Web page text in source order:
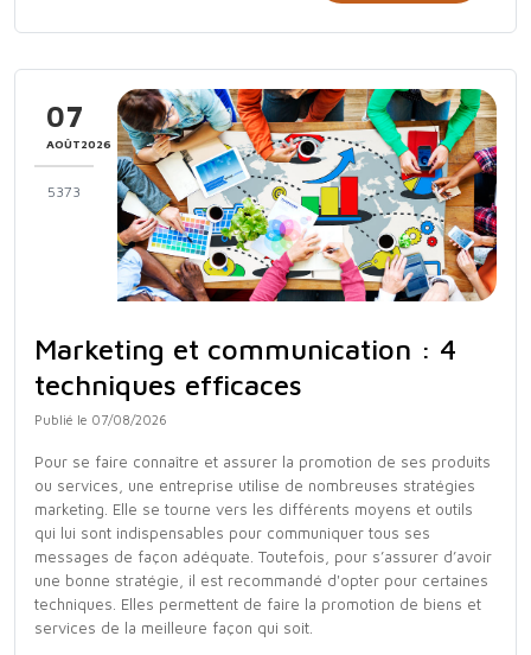
07
AOÛT2026
5373
Marketing et communication : 4
techniques efficaces
Publié le 07/08/2026
Pour se faire connaître et assurer la promotion de ses produits
ou services, une entreprise utilise de nombreuses stratégies
marketing. Elle se tourne vers les différents moyens et outils
qui lui sont indispensables pour communiquer tous ses
messages de façon adéquate. Toutefois, pour s’assurer d’avoir
une bonne stratégie, il est recommandé d'opter pour certaines
techniques. Elles permettent de faire la promotion de biens et
services de la meilleure façon qui soit.